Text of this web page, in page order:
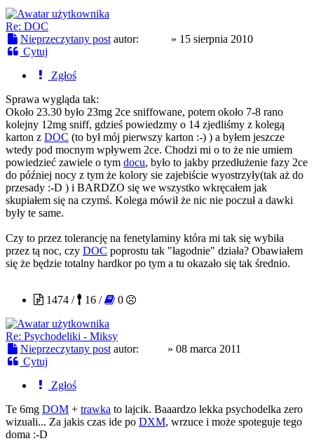
Re: DOC
Nieprzeczytany post autor: » 15 sierpnia 2010
Cytuj
Zgłoś
Sprawa wygląda tak:
Około 23.30 było 23mg 2ce sniffowane, potem około 7-8 rano
kolejny 12mg sniff, gdzieś powiedzmy o 14 zjedliśmy z kolegą
karton z DOC (to był mój pierwszy karton :-) ) a byłem jeszcze
wtedy pod mocnym wpływem 2ce. Chodzi mi o to że nie umiem
powiedzieć zawiele o tym docu, było to jakby przedłużenie fazy 2ce
do później nocy z tym że kolory sie zajebiście wyostrzyły(tak aż do
przesady :-D ) i BARDZO się we wszystko wkręcałem jak
skupiałem się na czymś. Kolega mówił że nic nie poczuł a dawki
były te same.
Czy to przez tolerancję na fenetylaminy która mi tak się wybiła
przez tą noc, czy DOC poprostu tak "łagodnie" działa? Obawiałem
się że będzie totalny hardkor po tym a tu okazało się tak średnio.
1474 /
16 / 0
Re: Psychodeliki - Miksy
Nieprzeczytany post autor: » 08 marca 2011
Cytuj
Zgłoś
Te 6mg DOM + trawka to lajcik. Baaardzo lekka psychodelka zero
wizuali... Za jakis czas ide po DXM, wrzuce i może spoteguje tego
doma :-D